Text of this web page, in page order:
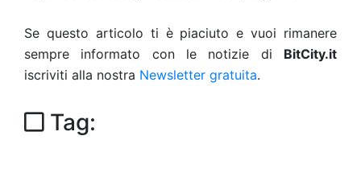
Se questo articolo ti è piaciuto e vuoi rimanere
sempre informato con le notizie di BitCity.it
iscriviti alla nostra Newsletter gratuita.
Tag: